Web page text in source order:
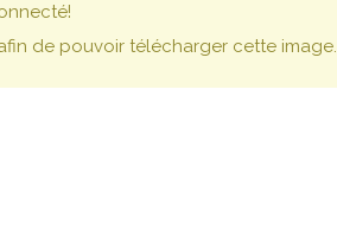
de pouvoir télécharger cette image.